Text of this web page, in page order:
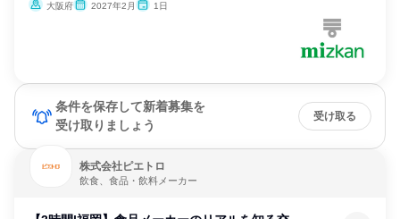
大阪府
2027年2月 1日
条件を保存して新着募集を
受け取りましょう
受け取る
株式会社ピエトロ
飲食、食品・飲料メーカー